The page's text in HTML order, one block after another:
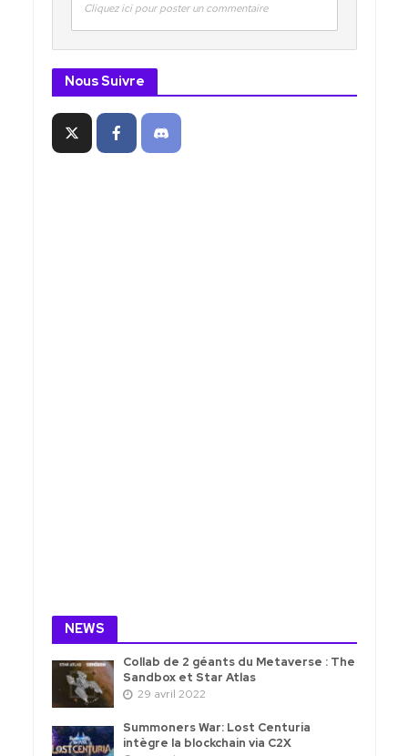
Cliquez ici pour poster un commentaire
Nous Suivre
NEWS
Collab de 2 géants du Metaverse : The
Sandbox et Star Atlas
29 avril 2022
Summoners War: Lost Centuria
intègre la blockchain via C2X